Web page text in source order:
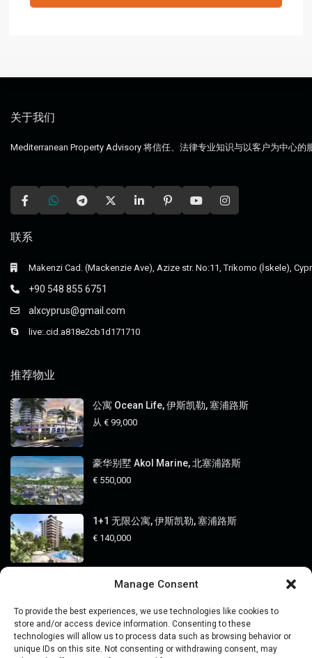
Manage Consent
To provide the best experiences, we use technologies like cookies to
store and/or access device information. Consenting to these
technologies will allow us to process data such as browsing behavior or
unique IDs on this site. Not consenting or withdrawing consent, may
关于我们
Mediterranean Property Advisory 将信任、法律专业知识与以客户为中心
联系
Makenzi Cad. (Mackenzie Ave), Azize str. No:11, Trikomo (İskele),
+90 548 855 6751
alxcyprus@gmail.com
live:.cid.a818e2cb1d171710
推荐物业
公寓 Ocean Life, 伊斯凯勒, 塞浦路斯
从 € 99,000
豪华别墅 Akol Marine, 北塞浦路斯
€ 550,000
1+1 无限公寓, 伊斯凯勒, 塞浦路斯
€ 140,000
价格
地点